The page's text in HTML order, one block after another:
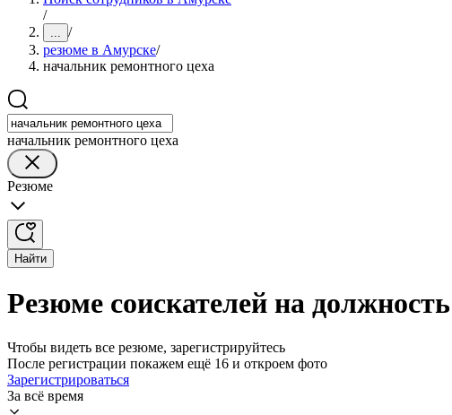
/
... /
резюме в Амурске/
начальник ремонтного цеха
начальник ремонтного цеха
Резюме
Найти
Резюме соискателей на
Чтобы видеть все резюме, зарегистрируйтесь
После регистрации покажем ещё 16 и откроем фото
Зарегистрироваться
За всё время